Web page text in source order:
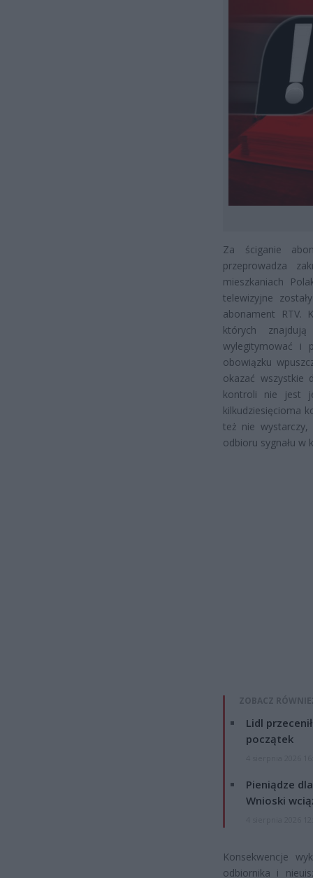
Za ściganie
przeprowadza
mieszkaniach
telewizyjne
abonament RTV.
których
wylegitymować i
obowiązku
okazać wszystkie
kontroli nie jest
kilkudziesięcioma
też nie
odbioru sygnału w
ZOBACZ
Lidl
początek
Pieniądze
Wnioski
Konsekwencje
odbiornika i